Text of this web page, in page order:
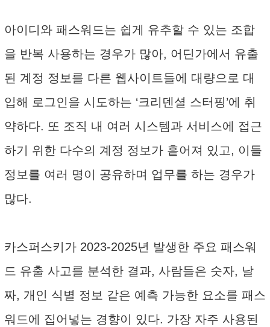
아이디와 패스워드는 쉽게 유추할 수 있는 조합
을 반복 사용하는 경우가 많아, 어딘가에서 유출
된 계정 정보를 다른 웹사이트들에 대량으로 대
입해 로그인을 시도하는 ‘크리덴셜 스터핑’에 취
약하다. 또 조직 내 여러 시스템과 서비스에 접근
하기 위한 다수의 계정 정보가 흩어져 있고, 이들
정보를 여러 명이 공유하며 업무를 하는 경우가
많다.
카스퍼스키가 2023-2025년 발생한 주요 패스워
드 유출 사고를 분석한 결과, 사람들은 숫자, 날
짜, 개인 식별 정보 같은 예측 가능한 요소를 패스
워드에 집어넣는 경향이 있다. 가장 자주 사용된